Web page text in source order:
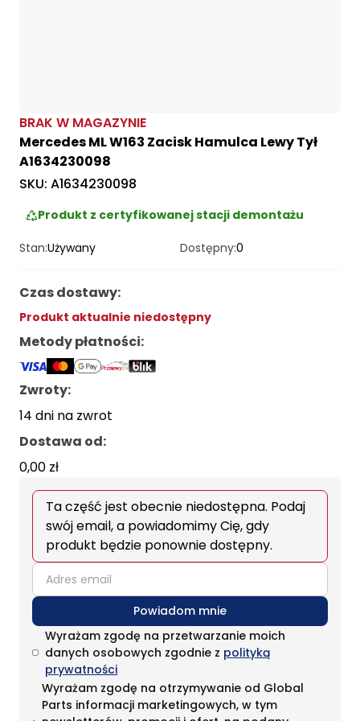
BRAK W MAGAZYNIE
Mercedes ML W163 Zacisk Hamulca Lewy Tył
A1634230098
SKU: A1634230098
Produkt z certyfikowanej stacji demontażu
Stan:Używany Dostępny:0
Czas dostawy:
Produkt aktualnie niedostępny
Metody płatności:
Zwroty:
14 dni na zwrot
Dostawa od:
0,00 zł
Ta część jest obecnie niedostępna. Podaj
swój email, a powiadomimy Cię, gdy
produkt będzie ponownie dostępny.
email
Powiadom mnie
Wyrażam zgodę na przetwarzanie moich
danych osobowych zgodnie z polityką
prywatności
Wyrażam zgodę na otrzymywanie od Global
Parts informacji marketingowych, w tym